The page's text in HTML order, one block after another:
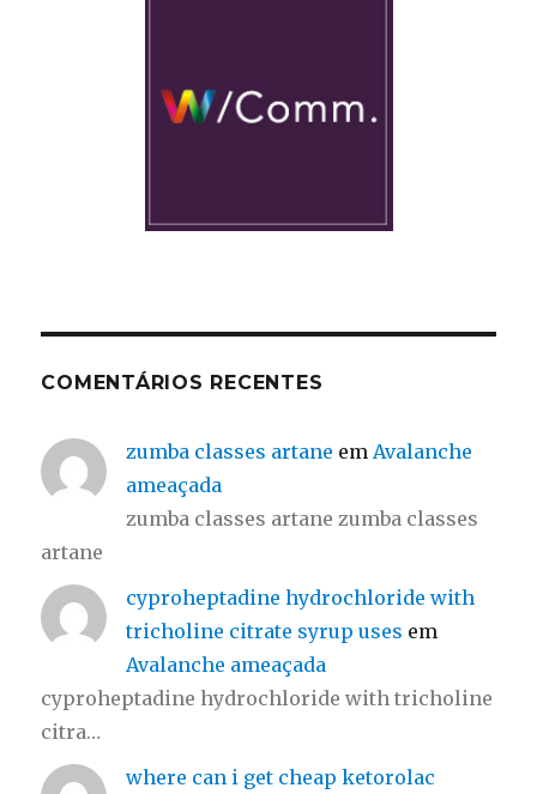
COMENTÁRIOS RECENTES
zumba classes artane em Avalanche
ameaçada
zumba classes artane zumba classes
artane
cyproheptadine hydrochloride with
tricholine citrate syrup uses em
Avalanche ameaçada
cyproheptadine hydrochloride with tricholine
citra…
where can i get cheap ketorolac